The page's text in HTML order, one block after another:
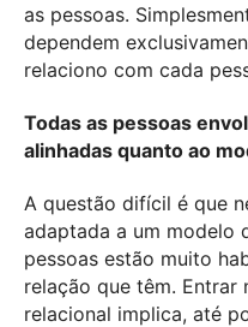
as pessoas.
dependem
relaciono com cada
Todas as pessoas
alinhadas quanto ao
A questão difícil é que
adaptada a um modelo
pessoas estão muito
relação que têm. Entrar
relacional implica, até